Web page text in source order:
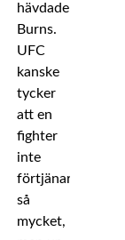
hävdade
Burns.
UFC
kanske
tycker
att en
fighter
inte
förtjänar
så
mycket,